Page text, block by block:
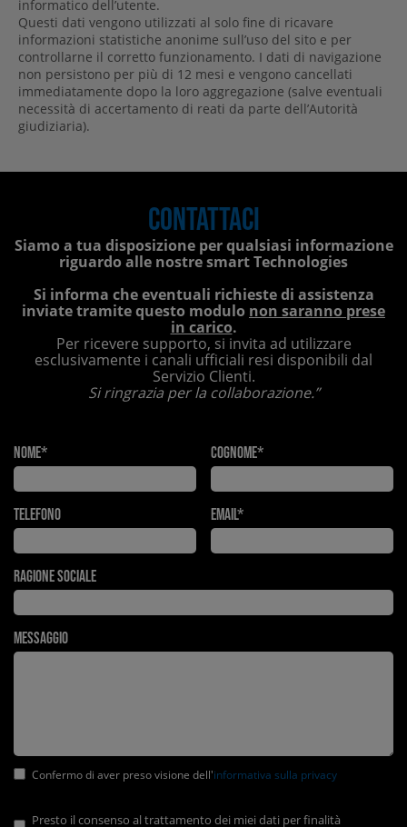
informatico dell’utente.
Questi dati vengono utilizzati al solo fine di ricavare
informazioni statistiche anonime sull’uso del sito e per
controllarne il corretto funzionamento. I dati di navigazione
non persistono per più di 12 mesi e vengono cancellati
immediatamente dopo la loro aggregazione (salve eventuali
necessità di accertamento di reati da parte dell’Autorità
giudiziaria).
Contattaci
Siamo a tua disposizione per qualsiasi informazione
riguardo alle nostre smart Technologies
Si informa che eventuali richieste di assistenza
inviate tramite questo modulo non saranno prese
in carico.
Per ricevere supporto, si invita ad utilizzare
esclusivamente i canali ufficiali resi disponibili dal
Servizio Clienti.
Si ringrazia per la collaborazione.”
Nome* Cognome*
Telefono Email*
Ragione Sociale
Messaggio
Confermo di aver preso visione dell'informativa sulla privacy
Presto il consenso al trattamento dei miei dati per finalità